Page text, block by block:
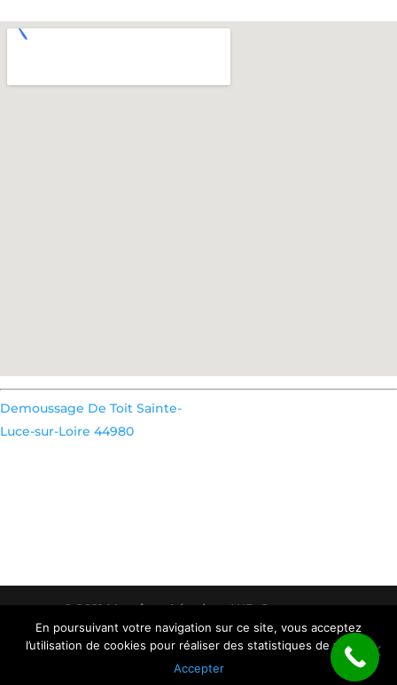
Demoussage De Toit Sainte-
Luce-sur-Loire 44980
© 2021 Mentions Légales
- WD Couverture,
couvreur Nantes-Partenaire- WD Couverture
Couvreur Nantes 5 boulevard Vincent Gâche
44000 Nantes
En poursuivant votre navigation sur ce site, vous acceptez
l’utilisation de cookies pour réaliser des statistiques de visites.
Accepter